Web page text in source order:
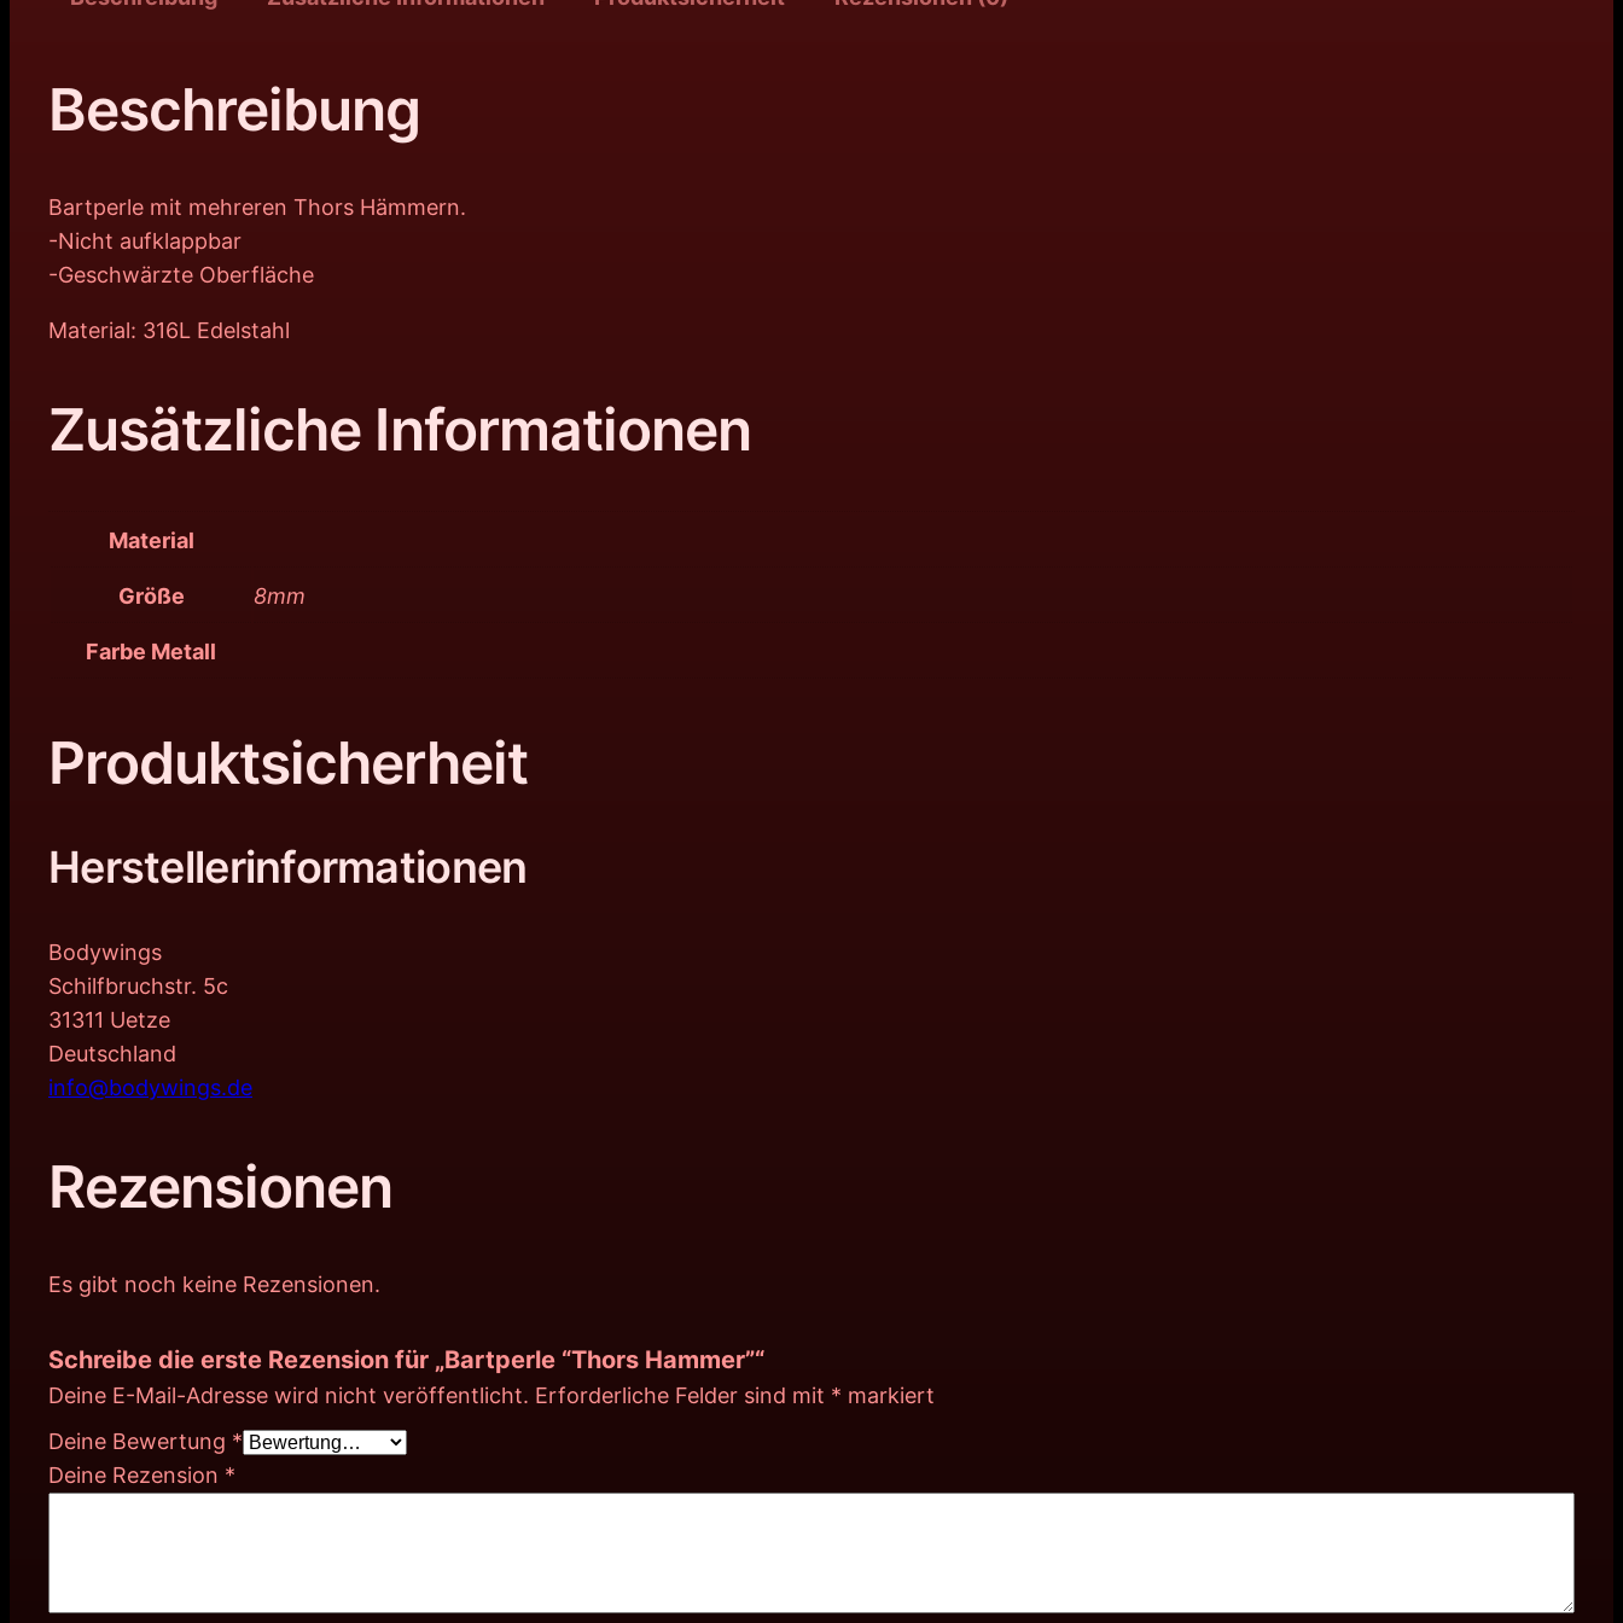
Beschreibung
Bartperle mit mehreren Thors Hämmern.
-Nicht aufklappbar
-Geschwärzte Oberfläche
Material: 316L Edelstahl
Zusätzliche Informationen
Material
Größe 8mm
Farbe Metall
Produktsicherheit
Herstellerinformationen
Bodywings
Schilfbruchstr. 5c
31311 Uetze
Deutschland
info@bodywings.de
Rezensionen
Es gibt noch keine Rezensionen.
Schreibe die erste Rezension für „Bartperle “Thors Hammer”“
Deine E-Mail-Adresse wird nicht veröffentlicht. Erforderliche Felder sind mit * markiert
Deine Bewertung *
Deine Rezension *